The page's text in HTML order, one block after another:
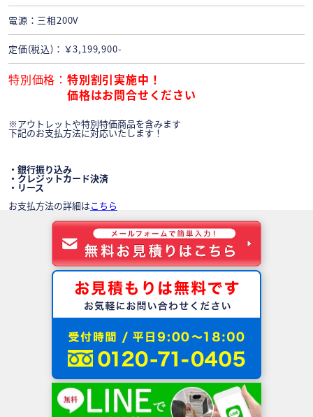
電源 三相200V
定価(税込) ￥3,199,900-
特別価格
特別割引実施中！
価格はお問合せください
※アウトレットや特別特価商品を含みます
下記のお支払方法に対応いたします！
・銀行振り込み
・クレジットカード決済
・リース
お支払方法の詳細はこちら